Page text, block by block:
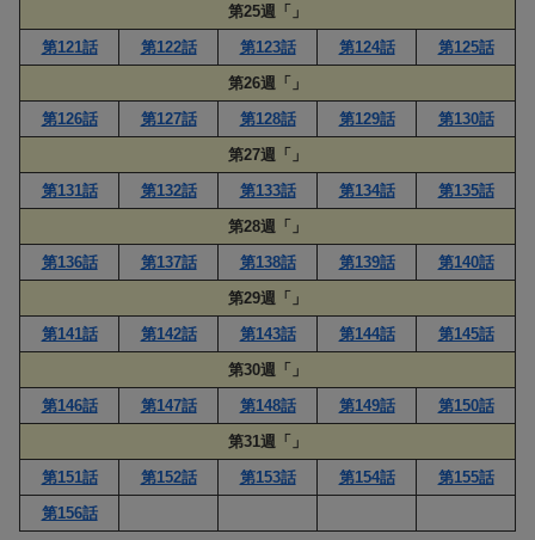
第25週「」
第121話
第122話 第123話 第124話
第125話
第26週「」
第126話
第127話 第128話 第129話
第130話
第27週「」
第131話
第132話 第133話 第134話
第135話
第28週「」
第136話
第137話 第138話 第139話
第140話
第29週「」
第141話
第142話 第143話 第144話
第145話
第30週「」
第146話
第147話 第148話 第149話
第150話
第31週「」
第151話
第152話 第153話 第154話
第155話
第156話